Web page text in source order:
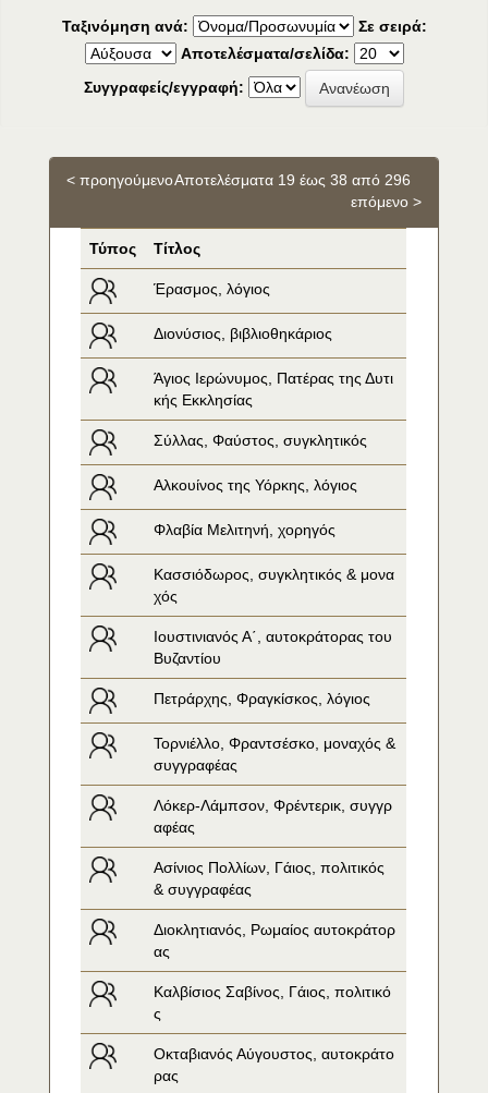
Ταξινόμηση ανά:
Σε σειρά:
Αποτελέσματα/σελίδα:
Συγγραφείς/εγγραφή:
Αποτελέσματα 19 έως 38 από 296
< προηγούμενο
επόμενο >
Τύπος Τίτλος
Έρασμος, λόγιος
Διονύσιος, βιβλιοθηκάριος
Άγιος Ιερώνυμος, Πατέρας της Δυτι
κής Εκκλησίας
Σύλλας, Φαύστος, συγκλητικός
Αλκουίνος της Υόρκης, λόγιος
Φλαβία Μελιτηνή, χορηγός
Κασσιόδωρος, συγκλητικός & μονα
χός
Ιουστινιανός Α΄, αυτοκράτορας του
Βυζαντίου
Πετράρχης, Φραγκίσκος, λόγιος
Τορνιέλλο, Φραντσέσκο, μοναχός &
συγγραφέας
Λόκερ-Λάμπσον, Φρέντερικ, συγγρ
αφέας
Ασίνιος Πολλίων, Γάιος, πολιτικός
& συγγραφέας
Διοκλητιανός, Ρωμαίος αυτοκράτορ
ας
Καλβίσιος Σαβίνος, Γάιος, πολιτικό
ς
Οκταβιανός Αύγουστος, αυτοκράτο
ρας